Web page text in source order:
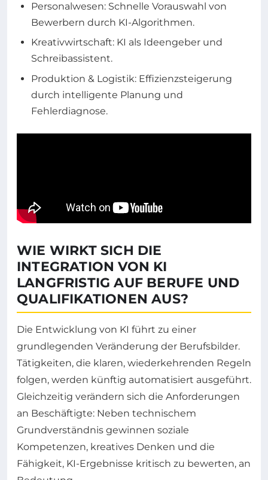
Personalwesen: Schnelle Vorauswahl von
Bewerbern durch KI-Algorithmen.
Kreativwirtschaft: KI als Ideengeber und
Schreibassistent.
Produktion & Logistik: Effizienzsteigerung
durch intelligente Planung und
Fehlerdiagnose.
WIE WIRKT SICH DIE
INTEGRATION VON KI
LANGFRISTIG AUF BERUFE UND
QUALIFIKATIONEN AUS?
Die Entwicklung von KI führt zu einer
grundlegenden Veränderung der Berufsbilder.
Tätigkeiten, die klaren, wiederkehrenden Regeln
folgen, werden künftig automatisiert ausgeführt.
Gleichzeitig verändern sich die Anforderungen
an Beschäftigte: Neben technischem
Grundverständnis gewinnen soziale
Kompetenzen, kreatives Denken und die
Fähigkeit, KI-Ergebnisse kritisch zu bewerten, an